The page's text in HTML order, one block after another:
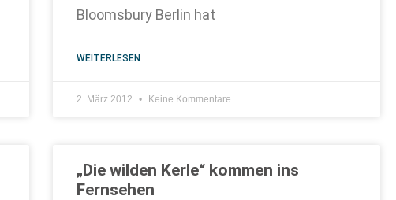
Bloomsbury Berlin hat
WEITERLESEN
2. März 2012 Keine Kommentare
„Die wilden Kerle“ kommen ins
Fernsehen